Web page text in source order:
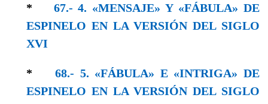
* 67.- 4. «MENSAJE» Y «FÁBULA» DE
ESPINELO EN LA VERSIÓN DEL SIGLO
XVΙ
*68.- 5. «FÁBULA» E «INTRIGA» DE
ESPINELO EN LA VERSIÓN DEL SIGLO